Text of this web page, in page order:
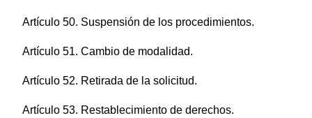
Artículo 50. Suspensión de los procedimientos.
Artículo 51. Cambio de modalidad.
Artículo 52. Retirada de la solicitud.
Artículo 53. Restablecimiento de derechos.